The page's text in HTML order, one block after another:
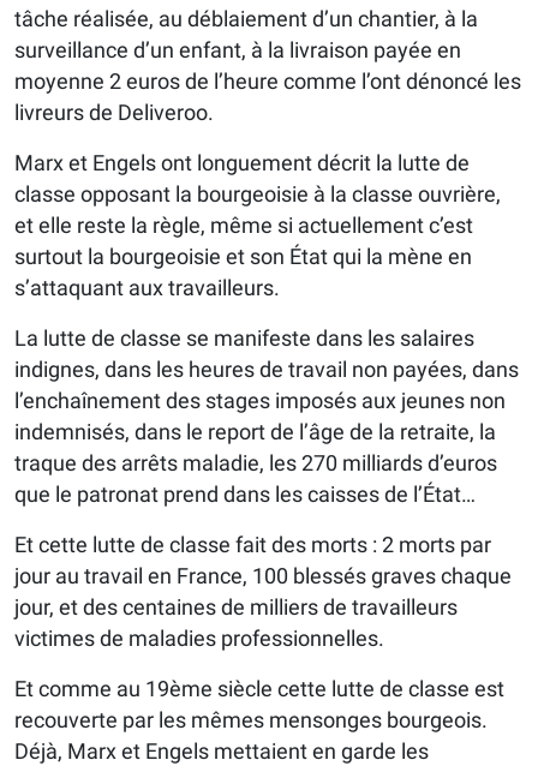
tâche réalisée, au déblaiement d’un chantier, à la
surveillance d’un enfant, à la livraison payée en
moyenne 2 euros de l’heure comme l’ont dénoncé les
livreurs de Deliveroo.
Marx et Engels ont longuement décrit la lutte de
classe opposant la bourgeoisie à la classe ouvrière,
et elle reste la règle, même si actuellement c’est
surtout la bourgeoisie et son État qui la mène en
s’attaquant aux travailleurs.
La lutte de classe se manifeste dans les salaires
indignes, dans les heures de travail non payées, dans
l’enchaînement des stages imposés aux jeunes non
indemnisés, dans le report de l’âge de la retraite, la
traque des arrêts maladie, les 270 milliards d’euros
que le patronat prend dans les caisses de l’État…
Et cette lutte de classe fait des morts : 2 morts par
jour au travail en France, 100 blessés graves chaque
jour, et des centaines de milliers de travailleurs
victimes de maladies professionnelles.
Et comme au 19ème siècle cette lutte de classe est
recouverte par les mêmes mensonges bourgeois.
Déjà, Marx et Engels mettaient en garde les